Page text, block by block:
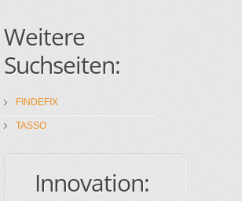
Weitere
Suchseiten:
FINDEFIX
TASSO
Innovation: